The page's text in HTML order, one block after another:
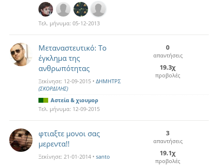
Τελ. μήνυμα: 05-12-2013
Μεταναστευτικό: Το
έγκλημα της
ανθρωπότητας
Ξεκίνησε: 12-09-2015 • ΔΗΜΗΤΡΣ
(ΣΚΟΡΔΙΛΗΣ)
0
απαντήσεις
19.3χ
προβολές
Αστεία & χιουμορ
Τελ. μήνυμα: 12-09-2015
φτιαξτε μονοι σας
μερεντα!!
Ξεκίνησε: 21-01-2014 • santo
3
απαντήσεις
19.1χ
προβολές